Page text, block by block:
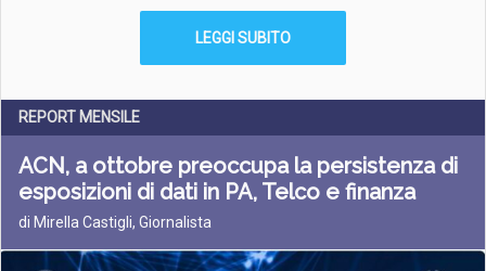
LEGGI SUBITO
REPORT MENSILE
ACN, a ottobre preoccupa la persistenza di
esposizioni di dati in PA, Telco e finanza
di Mirella Castigli, Giornalista